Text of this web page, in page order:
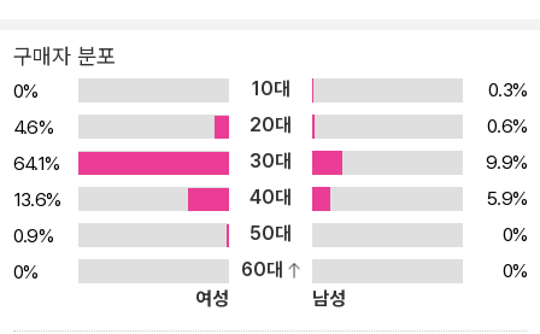
구매자 분포
0% 10대
0.3%
4.6%
20대
0.6%
64.1%
30대
9.9%
13.6%
40대
5.9%
0.9%
50대
0%
0%
60대
0%
여성
남성